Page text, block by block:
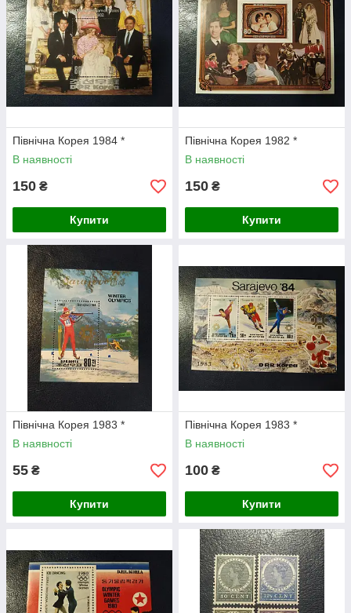
Північна Корея 1984 *
В наявності
150 ₴
Купити
Північна Корея 1982 *
В наявності
150 ₴
Купити
Північна Корея 1983 *
В наявності
55 ₴
Купити
Північна Корея 1983 *
В наявності
100 ₴
Купити